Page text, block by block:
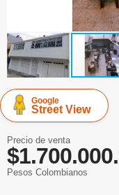
Google
Street View
Precio de venta
Pesos Colombianos